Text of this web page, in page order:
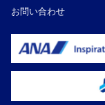
お問い合わせ